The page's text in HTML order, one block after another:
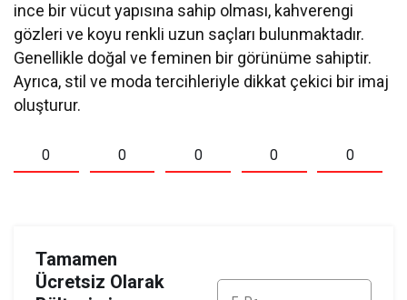
ince bir vücut yapısına sahip olması, kahverengi
gözleri ve koyu renkli uzun saçları bulunmaktadır.
Genellikle doğal ve feminen bir görünüme sahiptir.
Ayrıca, stil ve moda tercihleriyle dikkat çekici bir imaj
oluşturur.
0 0 0 0 0
Tamamen
Ücretsiz Olarak